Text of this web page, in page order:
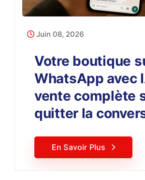
Juin 08, 2026
Votre boutique
WhatsApp avec
vente complète
quitter la
En Savoir Plus